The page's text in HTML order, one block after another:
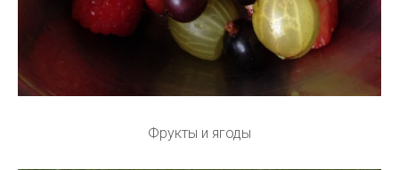
Фрукты и ягоды